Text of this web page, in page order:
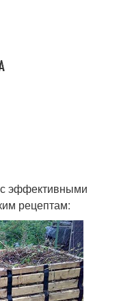
эффективными
рецептам: